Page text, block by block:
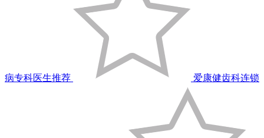
病专科医生推荐 爱康健齿科连锁